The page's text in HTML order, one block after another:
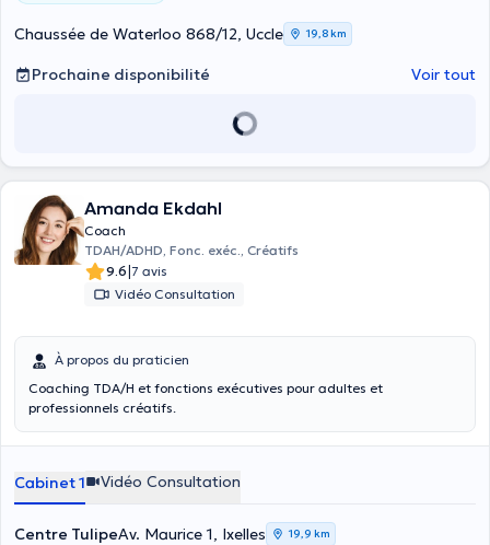
Chaussée de Waterloo 868/12, Uccle 19,8 km
Prochaine disponibilité Voir tout
Amanda Ekdahl
Coach
TDAH/ADHD, Fonc. exéc., Créatifs
9.6|7 avis
Vidéo Consultation
À propos du praticien
Coaching TDA/H et fonctions exécutives pour adultes et
professionnels créatifs.
Cabinet 1 Vidéo Consultation
Centre TulipeAv. Maurice 1, Ixelles 19,9 km